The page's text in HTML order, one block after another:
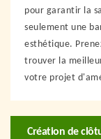
pour garantir la
seulement une
esthétique.
trouver la
votre projet
Création de